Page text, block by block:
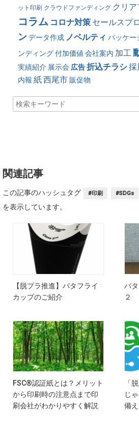
ット印刷 クラウドファンディング クリ
コラム コロナ対策 セールスプ
ンデータ作成 ノベルティ パッケー
ンディング付加価値 会社案内 加工
実績紹介 展示会 広告折込チラシ採
内報 紙西尾市販促物
関連記事
この記事のハッシュタグ #印刷 #SDGs
を表示しています。
【脱プラ推進】バタフライ
カップのご紹介
バ
２
FSC®認証紙とは？メリット
から印刷時の注意点まで印
刷会社がわかりやすく解説
「
じ
備